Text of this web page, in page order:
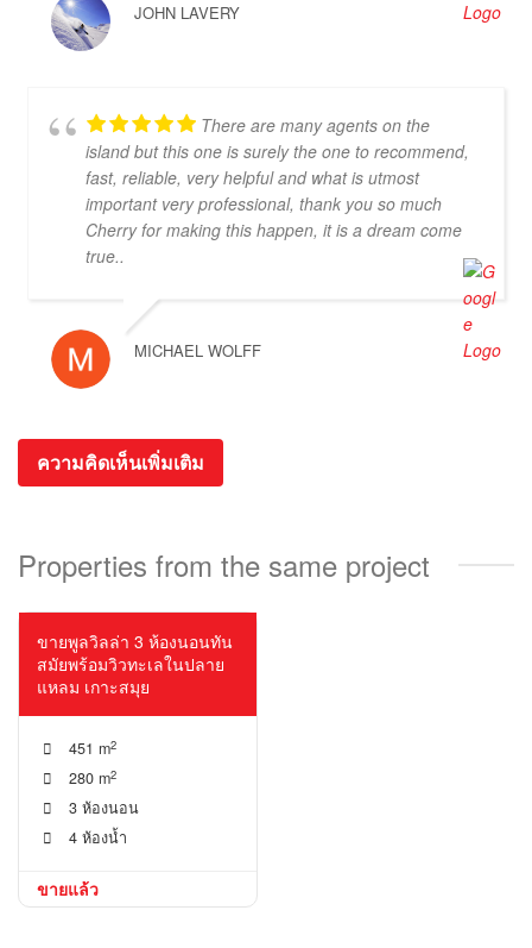
JOHN LAVERY
There are many agents on the
island but this one is surely the one to recommend,
fast, reliable, very helpful and what is utmost
important very professional, thank you so much
Cherry for making this happen, it is a dream come
true..
MICHAEL WOLFF
ความคิดเห็นเพิ่มเติม
Properties from the same project
โปรเจคใหม่!
ขายพูลวิลล่า 3 ห้องนอนทัน
สมัยพร้อมวิวทะเลในปลาย
แหลม เกาะสมุย
451 m2
280 m2
3 ห้องนอน
4 ห้องน้ำ
ขายแล้ว